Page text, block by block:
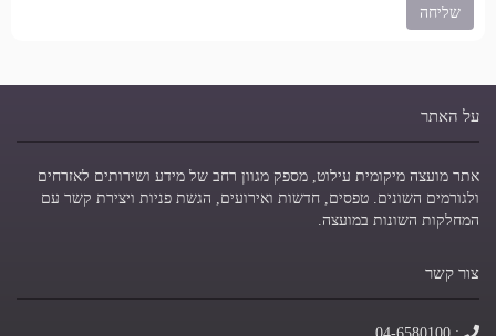
על האתר
אתר מועצה מיקומית עילוט, מספק מגוון רחב של מידע ושירותים לאזרחים
ולגורמים השונים. טפסים, חדשות ואירועים, הגשת פניות ויצירת קשר עם
המחלקות השונות במועצה.
צור קשר